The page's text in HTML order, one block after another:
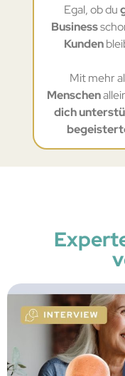
Egal, ob du
Business
Kunden
Mit mehr
Menschen
dich